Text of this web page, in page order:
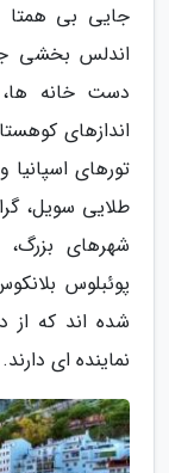
جایی بی همتا
اندلس بخشی
دست خانه
اندازهای
تورهای
طلایی سویل،
شهرهای
پوئبلوس
شده اند که از
نماینده ای دارند.